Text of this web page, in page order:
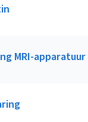
MRI-apparatuur